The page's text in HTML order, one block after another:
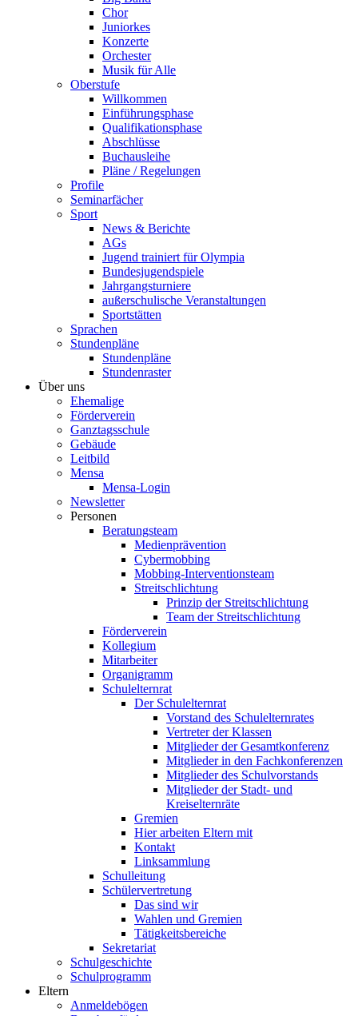
Chor
Juniorkes
Konzerte
Orchester
Musik für Alle
Oberstufe
Willkommen
Einführungsphase
Qualifikationsphase
Abschlüsse
Buchausleihe
Pläne / Regelungen
Profile
Seminarfächer
Sport
News & Berichte
AGs
Jugend trainiert für Olympia
Bundesjugendspiele
Jahrgangsturniere
außerschulische Veranstaltungen
Sportstätten
Sprachen
Stundenpläne
Stundenpläne
Stundenraster
Über uns
Ehemalige
Förderverein
Ganztagsschule
Gebäude
Leitbild
Mensa
Mensa-Login
Newsletter
Personen
Beratungsteam
Medienprävention
Cybermobbing
Mobbing-Interventionsteam
Streitschlichtung
Prinzip der Streitschlichtung
Team der Streitschlichtung
Förderverein
Kollegium
Mitarbeiter
Organigramm
Schulelternrat
Der Schulelternrat
Vorstand des Schulelternrates
Vertreter der Klassen
Mitglieder der Gesamtkonferenz
Mitglieder in den Fachkonferenzen
Mitglieder des Schulvorstands
Mitglieder der Stadt- und
Kreiselternräte
Gremien
Hier arbeiten Eltern mit
Kontakt
Linksammlung
Schulleitung
Schülervertretung
Das sind wir
Wahlen und Gremien
Tätigkeitsbereiche
Sekretariat
Schulgeschichte
Schulprogramm
Eltern
Anmeldebögen